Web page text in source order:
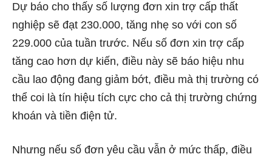
Dự báo cho thấy số lượng đơn xin trợ cấp thất
nghiệp sẽ đạt 230.000, tăng nhẹ so với con số
229.000 của tuần trước. Nếu số đơn xin trợ cấp
tăng cao hơn dự kiến, điều này sẽ báo hiệu nhu
cầu lao động đang giảm bớt, điều mà thị trường có
thể coi là tín hiệu tích cực cho cả thị trường chứng
khoán và tiền điện tử.
Nhưng nếu số đơn yêu cầu vẫn ở mức thấp, điều